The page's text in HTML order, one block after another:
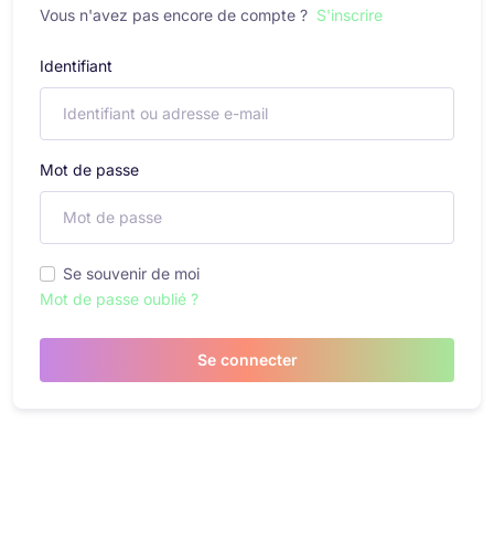
Vous n'avez pas encore de compte ? S'inscrire
Identifiant
Mot de passe
Se souvenir de moi
Mot de passe oublié ?
Se connecter